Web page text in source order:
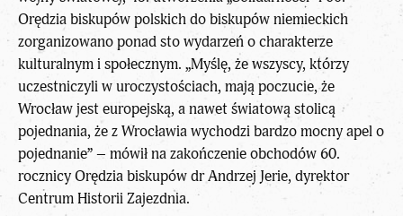
Orędzia biskupów polskich do biskupów niemieckich
zorganizowano ponad sto wydarzeń o charakterze
kulturalnym i społecznym. „Myślę, że wszyscy, którzy
uczestniczyli w uroczystościach, mają poczucie, że
Wrocław jest europejską, a nawet światową stolicą
pojednania, że z Wrocławia wychodzi bardzo mocny apel o
pojednanie” – mówił na zakończenie obchodów 60.
rocznicy Orędzia biskupów dr Andrzej Jerie, dyrektor
Centrum Historii Zajezdnia.